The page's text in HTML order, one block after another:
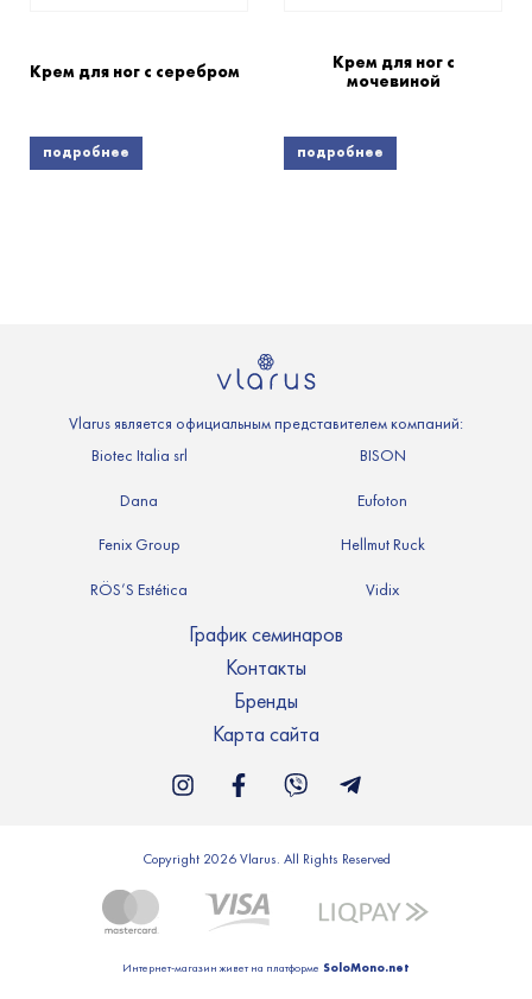
Крем для ног с серебром
подробнее
Крем для ног с
мочевиной
подробнее
Vlarus является официальным представителем компаний:
Biotec Italia srl
BISON
Dana Eufoton
Fenix Group Hellmut Ruck
RÖS’S Estética Vidix
График семинаров
Контакты
Бренды
Карта сайта
Copyright 2026 Vlarus. All Rights Reserved
Интернет-магазин живет на платформе SoloMono.net